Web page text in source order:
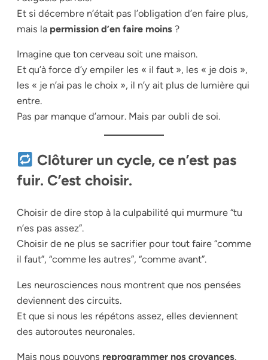
Et si décembre n’était pas l’obligation d’en faire plus,
mais la permission d’en faire moins ?
Imagine que ton cerveau soit une maison.
Et qu’à force d’y empiler les « il faut », les « je dois »,
les « je n’ai pas le choix », il n’y ait plus de lumière qui
entre.
Pas par manque d’amour. Mais par oubli de soi.
Clôturer un cycle, ce n’est pas
fuir. C’est choisir.
Choisir de dire stop à la culpabilité qui murmure “tu
n’es pas assez”.
Choisir de ne plus se sacrifier pour tout faire “comme
il faut”, “comme les autres”, “comme avant”.
Les neurosciences nous montrent que nos pensées
deviennent des circuits.
Et que si nous les répétons assez, elles deviennent
des autoroutes neuronales.
Mais nous pouvons reprogrammer nos croyances.